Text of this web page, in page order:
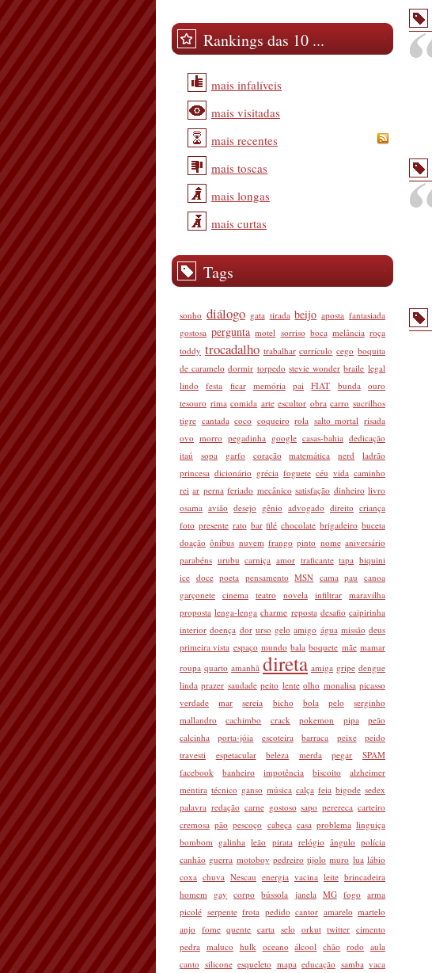
Rankings das 10 ...
mais infalíveis
mais visitadas
mais recentes
mais toscas
mais longas
mais curtas
Tags
sonho diálogo gata tirada beijo aposta fantasiada
gostosa pergunta motel sorriso boca melância roça
toddy trocadalho trabalhar currículo cego boquita
de caramelo dormir torpedo stevie wonder braile legal
lindo
festa ficar memória pai FIAT bunda
ouro
tesouro rima comida arte escultor obra carro sucrilhos
tigre cantada coco coqueiro rola salto mortal risada
ovo morro pegadinha google casas-bahia dedicação
itaú
sopa garfo coração matemática nerd
ladrão
princesa dicionário grécia foguete céu vida caminho
rei ar perna feriado mecânico satisfação dinheiro livro
osama avião desejo gênio advogado direito criança
foto presente rato bar filé chocolate brigadeiro buceta
doação ônibus nuvem frango pinto nome aniversário
parabéns urubu carniça amor traficante tapa biquini
ice doce poeta pensamento MSN cama pau
canoa
garçonete cinema teatro novela infiltrar maravilha
proposta lenga-lenga charme reposta desafio caipirinha
interior doença dor urso gelo amigo água missão deus
primeira vista espaço mundo bala boquete mãe mamar
roupa quarto amanhã direta amiga gripe dengue
linda prazer saudade peito lente olho monalisa picasso
verdade
mar sereia bicho bola pelo
serginho
mallandro
cachimbo crack pokemon pipa
peão
calcinha
porta-jóia escoteira barraca peixe
peido
travesti
espetacular beleza merda pegar
SPAM
facebook
banheiro impotência biscoito
alzheimer
mentira técnico ganso música calça feia bigode sedex
palavra redação carne gostoso sapo perereca carteiro
cremosa pão pescoço cabeça casa problema linguiça
bombom galinha leão pirata relógio ângulo polícia
canhão guerra motoboy pedreiro tijolo muro lua lábio
coxa chuva Nescau energia vacina leite brincadeira
homem gay corpo bússola janela MG fogo arma
picolé serpente frota pedido cantor amarelo martelo
anjo fome quente carta selo orkut twitter cimento
pedra maluco hulk oceano álcool chão rodo aula
canto silicone esqueleto mapa educação samba vaca